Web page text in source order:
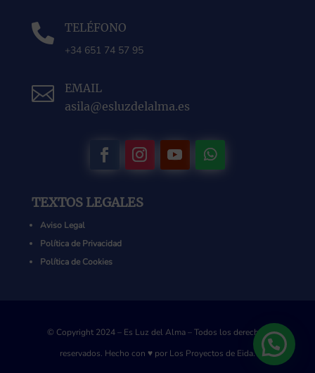
 TELÉFONO
+34 651 74 57 95

EMAIL
asila@esluzdelalma.es
TEXTOS LEGALES
Aviso Legal
Política de Privacidad
Política de Cookies
© Copyright 2024 – Es Luz del Alma – Todos los derechos
reservados. Hecho con ♥ por Los Proyectos de Eida.